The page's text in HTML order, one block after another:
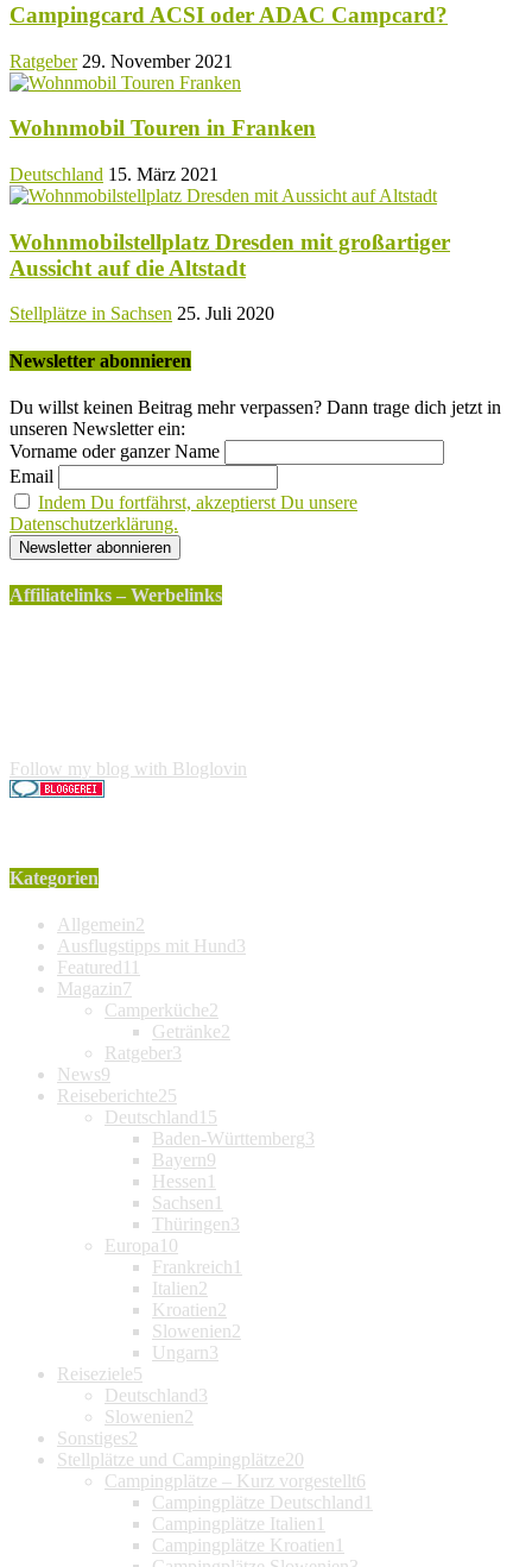
Campingcard ACSI oder ADAC Campcard?
Ratgeber 29. November 2021
Wohnmobil Touren in Franken
Deutschland 15. März 2021
Wohnmobilstellplatz Dresden mit großartiger
Aussicht auf die Altstadt
Stellplätze in Sachsen 25. Juli 2020
Newsletter abonnieren
Du willst keinen Beitrag mehr verpassen? Dann trage dich jetzt in
unseren Newsletter ein:
Vorname oder ganzer Name
Email
Indem Du fortfährst, akzeptierst Du unsere
Datenschutzerklärung.
Affiliatelinks – Werbelinks
Follow my blog with Bloglovin
Kategorien
Allgemein2
Ausflugstipps mit Hund3
Featured 11
Magazin7
Camperküche2
Getränke2
Ratgeber3
News9
Reiseberichte25
Deutschland 15
Baden-Württemberg3
Bayern9
Hessen 1
Sachsen 1
Thüringen3
Europa 10
Frankreich 1
Italien2
Kroatien2
Slowenien2
Ungarn3
Reiseziele5
Deutschland3
Slowenien2
Sonstiges2
Stellplätze und Campingplätze20
Campingplätze – Kurz vorgestellt6
Campingplätze Deutschland 1
Campingplätze Italien 1
Campingplätze Kroatien 1